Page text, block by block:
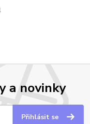
a novinky
Přihlásit se